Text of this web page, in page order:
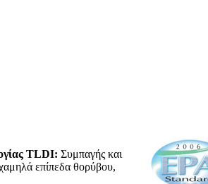
TLDI: Συμπαγής και
επίπεδα θορύβου,